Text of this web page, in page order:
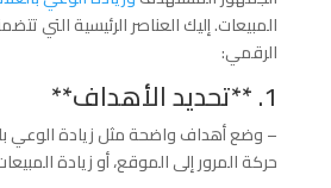
المبيعات. إليك العناصر الرئيسية التي
الرقمي:
1. **تحديد الأهداف**
– وضع أهداف واضحة مثل زيادة الوعي
حركة المرور إلى الموقع، أو زيادة